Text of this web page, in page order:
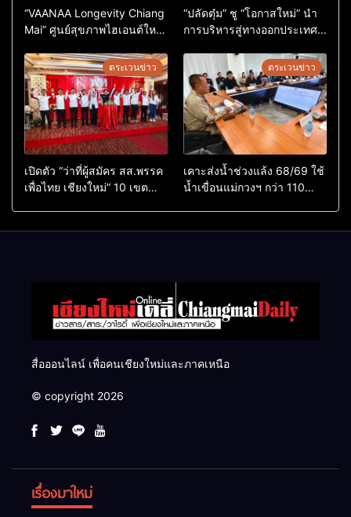
“VAANAA Longevity Chiang
Mai” ศูนย์สุขภาพไฮเอนต์ใหญ่
“ปลัดตุ๋ม” ชู “โอกาสใหม่” นำ
การบริหารสู่ทางออกประเทศ
ตระเวนข่าว
เปิดตัว “ว่าที่ผู้สมัคร สส.พรรค
เพื่อไทย เชียงใหม่” 10 เขต
ตระเวนข่าว
เคาะส่งน้ำช่วงแล้ง 68/69 ใช้
น้ำเขื่อนแม่กวงฯ กว่า 110
สื่อออนไลน์ เพื่อคนเชียงใหม่และภาคเหนือ
© copyright 2026
เรื่องมาใหม่